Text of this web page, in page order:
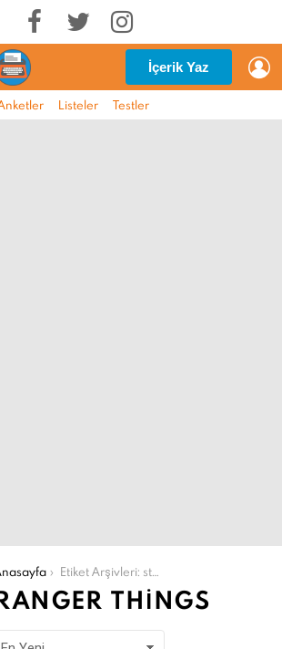
İçerik Yaz
Listeler Testler
Etiket Arşivleri: stranger things
THINGS